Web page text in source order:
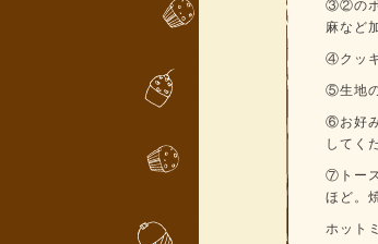
③②のボ
麻など
④クッ
⑤生地
⑥お好
してく
⑦トー
ほど。
ホット